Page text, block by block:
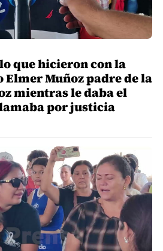
que hicieron con la
Muñoz padre de la
mientras le daba el
por justicia